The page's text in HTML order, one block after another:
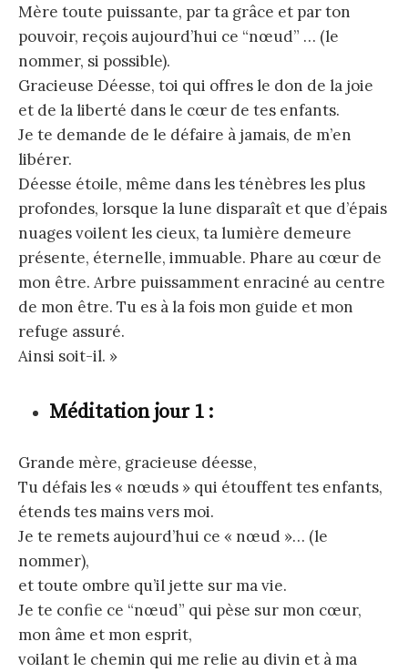
Mère toute puissante, par ta grâce et par ton
pouvoir, reçois aujourd’hui ce “nœud” … (le
nommer, si possible).
Gracieuse Déesse, toi qui offres le don de la joie
et de la liberté dans le cœur de tes enfants.
Je te demande de le défaire à jamais, de m’en
libérer.
Déesse étoile, même dans les ténèbres les plus
profondes, lorsque la lune disparaît et que d’épais
nuages voilent les cieux, ta lumière demeure
présente, éternelle, immuable. Phare au cœur de
mon être. Arbre puissamment enraciné au centre
de mon être. Tu es à la fois mon guide et mon
refuge assuré.
Ainsi soit-il. »
Méditation jour 1 :
Grande mère, gracieuse déesse,
Tu défais les « nœuds » qui étouffent tes enfants,
étends tes mains vers moi.
Je te remets aujourd’hui ce « nœud »… (le
nommer),
et toute ombre qu’il jette sur ma vie.
Je te confie ce “nœud” qui pèse sur mon cœur,
mon âme et mon esprit,
voilant le chemin qui me relie au divin et à ma